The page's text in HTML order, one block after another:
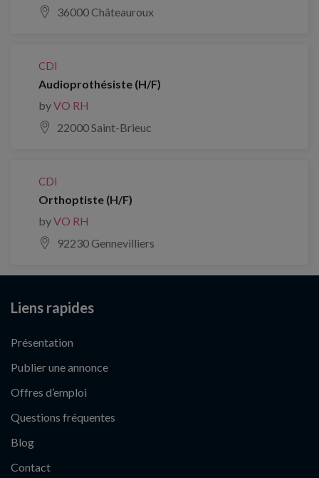
36000 Châteauroux
CDI
Audioprothésiste (H/F)
byVO RH
22000 Saint-Brieuc
CDI
Orthoptiste (H/F)
byVO RH
92230 Gennevilliers
Liens rapides
Présentation
Publier une annonce
Offres d’emploi
Questions fréquentes
Blog
Contact